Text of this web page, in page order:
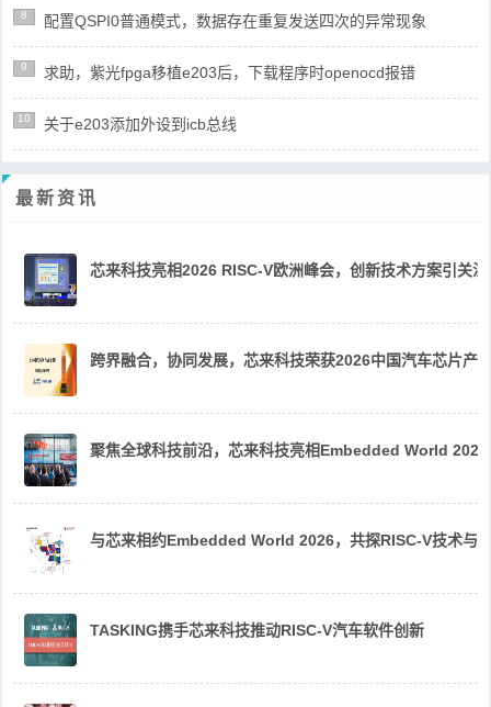
8 配置QSPI0普通模式，数据存在重复发送四次的异常现象
9 求助，紫光fpga移植e203后，下载程序时openocd报错
10 关于e203添加外设到icb总线
最新资讯
芯来科技亮相2026 RISC-V欧洲峰会，创新技术方案引关注
跨界融合，协同发展，芯来科技荣获2026中国汽车芯片产
聚焦全球科技前沿，芯来科技亮相Embedded World 2026
与芯来相约Embedded World 2026，共探RISC-V技术与
TASKING携手芯来科技推动RISC-V汽车软件创新